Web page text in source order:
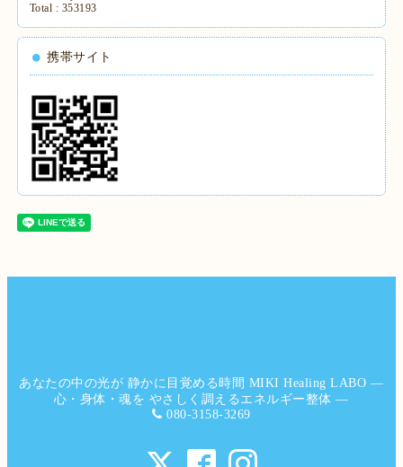
Total : 353193
携帯サイト
あなたの中の光が 静かに目覚める時間 MIKI Healing LABO ―
心・身体・魂を やさしく調えるエネルギー整体 ―
080-3158-3269